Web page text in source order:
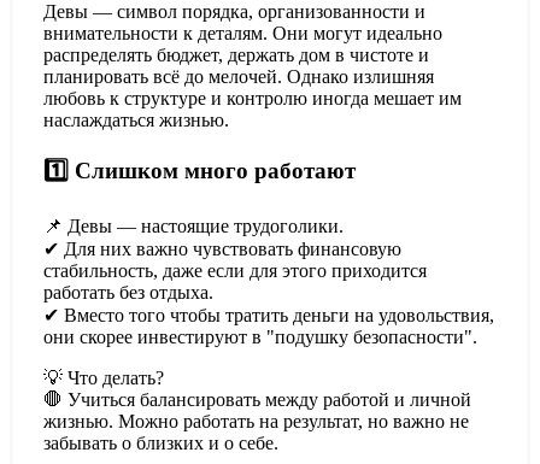
Девы — символ порядка, организованности и
внимательности к деталям. Они могут идеально
распределять бюджет, держать дом в чистоте и
планировать всё до мелочей. Однако излишняя
любовь к структуре и контролю иногда мешает им
наслаждаться жизнью.
1️⃣ Слишком много работают
📌 Девы — настоящие трудоголики.
✔ Для них важно чувствовать финансовую
стабильность, даже если для этого приходится
работать без отдыха.
✔ Вместо того чтобы тратить деньги на удовольствия,
они скорее инвестируют в "подушку безопасности".
💡 Что делать?
🛑 Учиться балансировать между работой и личной
жизнью. Можно работать на результат, но важно не
забывать о близких и о себе.